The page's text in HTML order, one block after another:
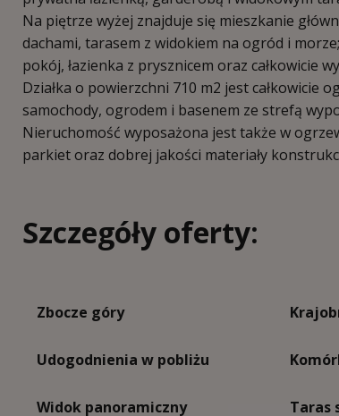
Na piętrze wyżej znajduje się mieszkanie
dachami, tarasem z widokiem na ogród i
pokój, łazienka z prysznicem oraz całkowicie
Działka o powierzchni 710 m2 jest całkowicie
samochody, ogrodem i basenem ze strefą
Nieruchomość wyposażona jest także w
parkiet oraz dobrej jakości materiały
Szczegóły oferty:
Zbocze góry
Udogodnienia w pobliżu
Widok panoramiczny Taras